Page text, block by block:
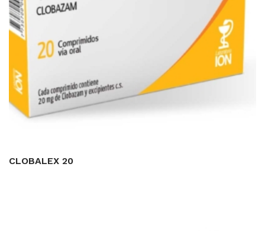
CLOBALEX 20